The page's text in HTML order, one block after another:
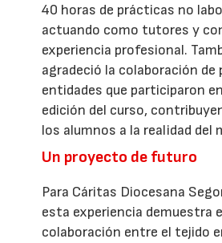
40 horas de prácticas no
actuando como tutores y
experiencia profesional.
agradeció la colaboración
entidades que participaron
edición del curso,
los alumnos a la realidad del
Un proyecto de futuro
Para Cáritas Diocesana
esta experiencia demuestra
colaboración entre el tejido